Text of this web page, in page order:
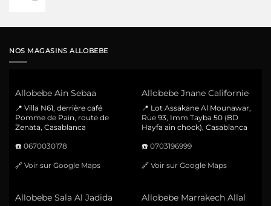
NOS MAGASINS ALLOBEBE
Allobebe Ain Sebaa
📍 Villa N61, derrière café
Pomme de Pain, route de
Zenata, Casablanca
☎️ 0670030178
🔗 Voir sur Google Maps
Allobebe Jnane Californie
📍 Lot Assakane Al Mounawar,
Rue 93, Imm Tayba 50 (BD
Hayfa ain chock), Casablanca
☎️ 0703196999
🔗 Voir sur Google Maps
Allobebe Sala Al Jadida
Allobebe Marrakech Allal